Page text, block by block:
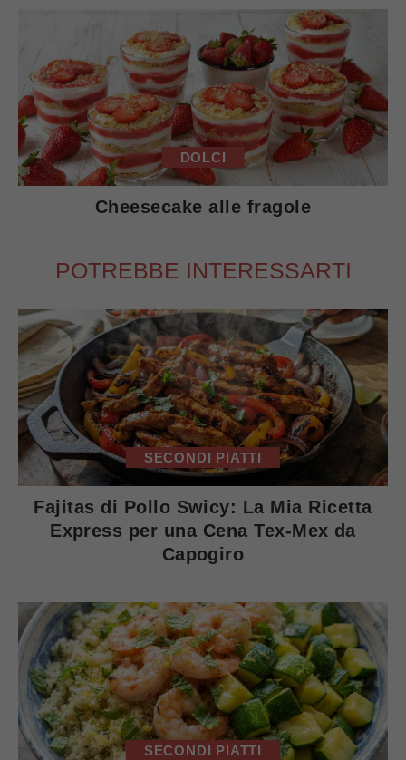
DOLCI
Cheesecake alle fragole
POTREBBE INTERESSARTI
SECONDI PIATTI
Fajitas di Pollo Swicy: La Mia Ricetta
Express per una Cena Tex-Mex da
Capogiro
SECONDI PIATTI